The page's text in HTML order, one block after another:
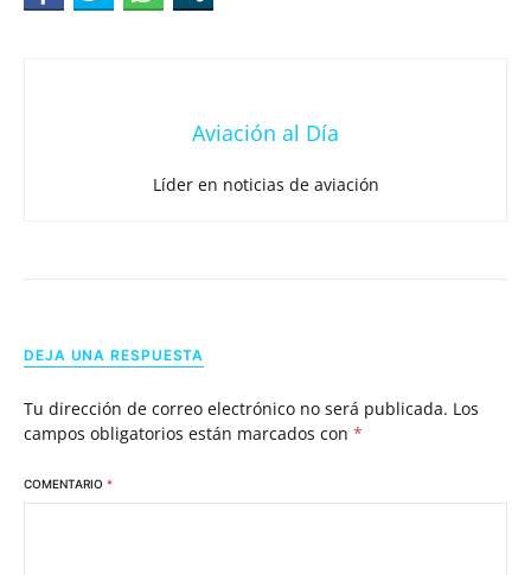
Aviación al Día
Líder en noticias de aviación
DEJA UNA RESPUESTA
Tu dirección de correo electrónico no será publicada. Los
campos obligatorios están marcados con *
COMENTARIO *